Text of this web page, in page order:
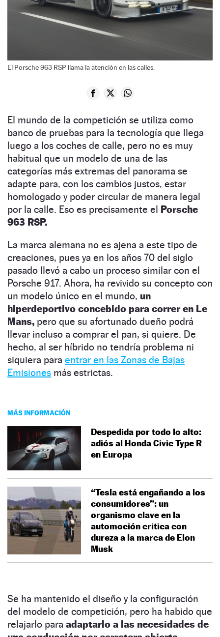
El Porsche 963 RSP llama la atención en las calles.
El mundo de la competición se utiliza como
banco de pruebas para la tecnología que llega
luego a los coches de calle, pero no es muy
habitual que un modelo de una de las
categorías más extremas del panorama se
adapte para, con los cambios justos, estar
homologado y poder circular de manera legal
por la calle. Eso es precisamente el Porsche
963 RSP.
La marca alemana no es ajena a este tipo de
creaciones, pues ya en los años 70 del siglo
pasado llevó a cabo un proceso similar con el
Porsche 917. Ahora, ha revivido su concepto con
un modelo único en el mundo, un
hiperdeportivo concebido para correr en Le
Mans, pero que su afortunado dueño podrá
llevar incluso a comprar el pan, si quiere. De
hecho, al ser híbrido no tendría problema ni
siquiera para entrar en las Zonas de Bajas
Emisiones más estrictas.
MÁS INFORMACIÓN
Despedida por todo lo alto:
adiós al Honda Civic Type R
en Europa
“Tesla está engañando a los
consumidores”: un
organismo clave en la
automoción critica con
dureza a la marca de Elon
Musk
Se ha mantenido el diseño y la configuración
del modelo de competición, pero ha habido que
relajarlo para adaptarlo a las necesidades de